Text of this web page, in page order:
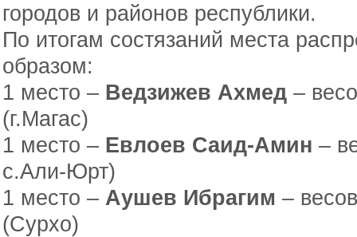
городов и районов республики.
По итогам состязаний места
образом:
1 место – Ведзижев Ахмед –
(г.Магас)
1 место – Евлоев Саид-Амин –
с.Али-Юрт)
1 место – Аушев Ибрагим –
(Сурхо)